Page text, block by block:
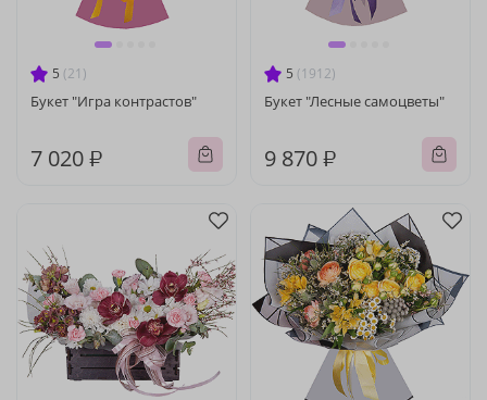
5 (21)
Букет "Игра контрастов"
7 020 ₽
5 (1912)
Букет "Лесные самоцветы"
9 870 ₽